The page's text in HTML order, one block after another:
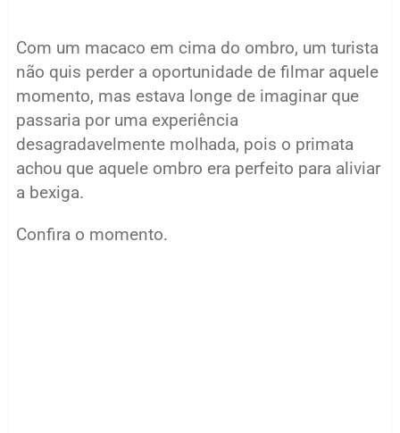
Com um macaco em cima do ombro, um turista
não quis perder a oportunidade de filmar aquele
momento, mas estava longe de imaginar que
passaria por uma experiência
desagradavelmente molhada, pois o primata
achou que aquele ombro era perfeito para aliviar
a bexiga.
Confira o momento.